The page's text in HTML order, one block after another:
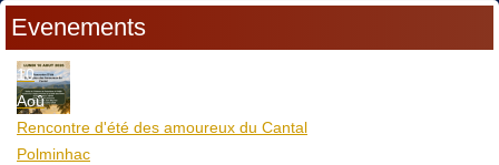
Evenements
10
Aoû
Rencontre d'été des amoureux du Cantal
Polminhac